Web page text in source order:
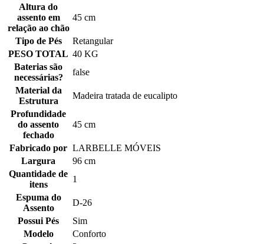
Altura do
assento em
relação ao chão
45 cm
Tipo de Pés
Retangular
PESO TOTAL 40 KG
Baterias são
necessárias?
false
Material da
Estrutura
Madeira tratada de eucalipto
Profundidade
do assento
fechado
45 cm
Fabricado por LARBELLE MÓVEIS
Largura
96 cm
Quantidade de
itens
1
Espuma do
Assento
D-26
Possui Pés
Sim
Modelo
Conforto